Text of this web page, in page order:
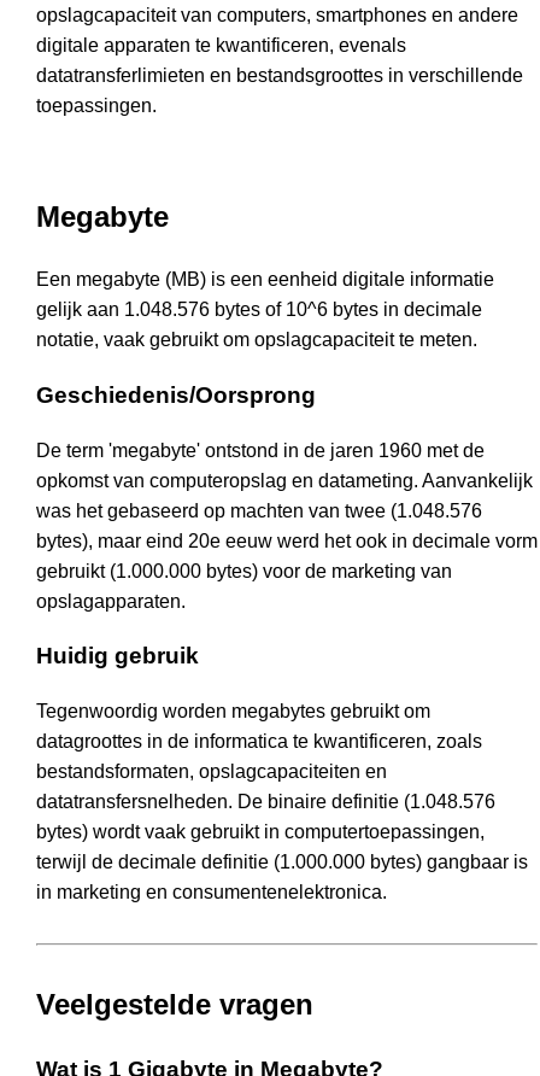
opslagcapaciteit van computers, smartphones en andere
digitale apparaten te kwantificeren, evenals
datatransferlimieten en bestandsgroottes in verschillende
toepassingen.
Megabyte
Een megabyte (MB) is een eenheid digitale informatie
gelijk aan 1.048.576 bytes of 10^6 bytes in decimale
notatie, vaak gebruikt om opslagcapaciteit te meten.
Geschiedenis/Oorsprong
De term 'megabyte' ontstond in de jaren 1960 met de
opkomst van computeropslag en datameting. Aanvankelijk
was het gebaseerd op machten van twee (1.048.576
bytes), maar eind 20e eeuw werd het ook in decimale vorm
gebruikt (1.000.000 bytes) voor de marketing van
opslagapparaten.
Huidig gebruik
Tegenwoordig worden megabytes gebruikt om
datagroottes in de informatica te kwantificeren, zoals
bestandsformaten, opslagcapaciteiten en
datatransfersnelheden. De binaire definitie (1.048.576
bytes) wordt vaak gebruikt in computertoepassingen,
terwijl de decimale definitie (1.000.000 bytes) gangbaar is
in marketing en consumentenelektronica.
Veelgestelde vragen
Wat is 1 Gigabyte in Megabyte?